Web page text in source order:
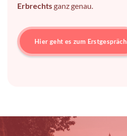
Erbrechtsganz genau.
Hier geht es zum Erstgespräch